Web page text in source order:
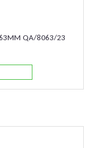
63MM QA/8063/23